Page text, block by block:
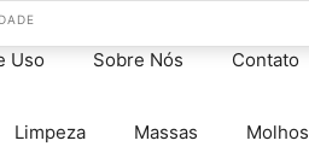
Uso Sobre Nós Contato
Limpeza Massas Molhos